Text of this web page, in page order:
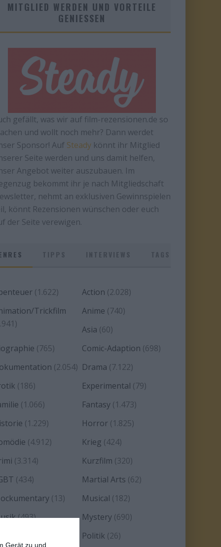
Gerät zu und
MITGLIED WERDEN UND VORTEILE
GENIESSEN
gefällt, was wir auf film-rezensionen.de so
und wollt noch mehr? Dann werdet
Sponsor! Auf Steady könnt ihr Mitglied
Seite werden und uns damit helfen,
Angebot weiter auszubauen. Im
bekommt ihr je nach Mitgliedschaft
nehmt an exklusiven Gewinnspielen
könnt Rezensionen wünschen oder euch
der Seite verewigen.
(1.622) Action (2.028)
Trickfilm
Anime (740)
Asia (60)
(765) Comic-Adaption (698)
(2.054) Drama (7.122)
(186) Experimental (79)
(1.066) Fantasy (1.473)
(1.229) Horror (1.825)
(4.912) Krieg (424)
(3.314) Kurzfilm (320)
(434) Martial Arts (62)
(13) Musical (182)
(493) Mystery (690)
Politik (26)